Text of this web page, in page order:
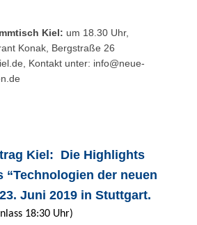
Kiel: um 18.30 Uhr,
Konak, Bergstraße 26
, Kontakt unter: info@neue-
Kiel: Die Highlights
“Technologien der neuen
Juni 2019 in Stuttgart.
18:30 Uhr)